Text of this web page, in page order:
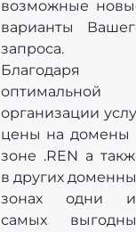
возможные
варианты
запроса.
Благодаря
оптимальной
организации
цены на домены
зоне .REN а
в других
зонах одни
самых